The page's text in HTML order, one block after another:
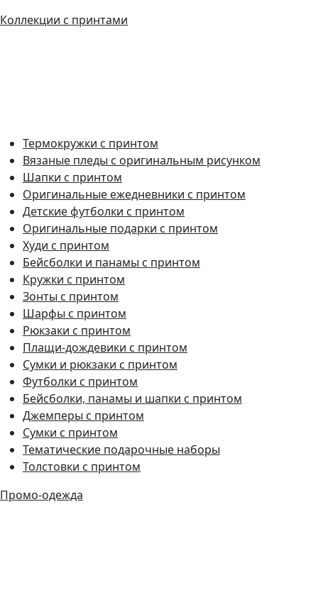
Коллекции с принтами
Термокружки с принтом
Вязаные пледы с оригинальным рисунком
Шапки с принтом
Оригинальные ежедневники с принтом
Детские футболки с принтом
Оригинальные подарки с принтом
Худи с принтом
Бейсболки и панамы с принтом
Кружки с принтом
Зонты с принтом
Шарфы с принтом
Рюкзаки с принтом
Плащи-дождевики с принтом
Сумки и рюкзаки с принтом
Футболки с принтом
Бейсболки, панамы и шапки с принтом
Джемперы с принтом
Сумки с принтом
Тематические подарочные наборы
Толстовки с принтом
Промо-одежда